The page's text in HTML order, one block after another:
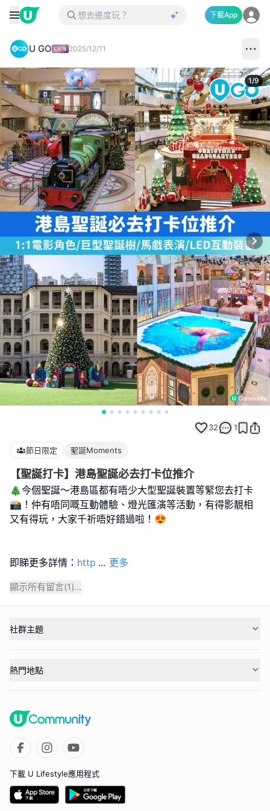
下載App
U GO 2025/12/11
1/9
32 1
節日限定 聖誕Moments
【聖誕打卡】港島聖誕必去打卡位推介
🎄今個聖誕～港島區都有唔少大型聖誕裝置等緊您去打卡
📸！仲有唔同嘅互動體驗、燈光匯演等活動，有得影靚相
又有得玩，大家千祈唔好錯過啦！😍
即睇更多詳情： http ... 更多
顯示所有留言(1)...
社群主題
熱門地點
下載 U Lifestyle應用程式